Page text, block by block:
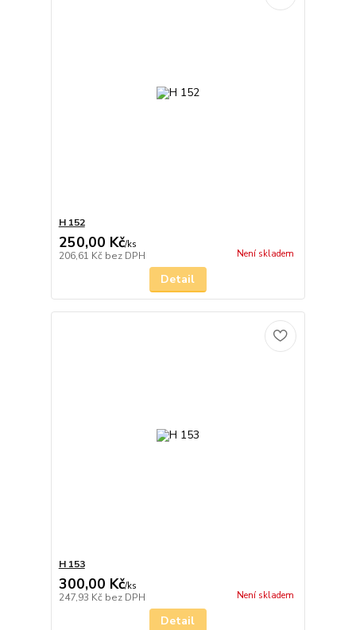
H 152
250,00 Kč/ks
206,61 Kč bez DPH Není skladem
Detail
H 153
300,00 Kč/ks
247,93 Kč bez DPH Není skladem
Detail